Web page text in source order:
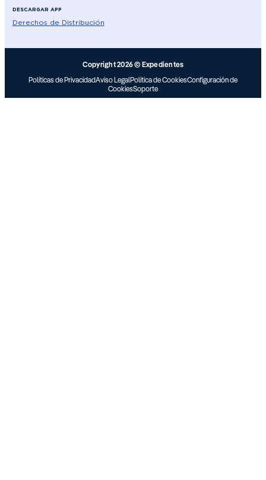
DESCARGAR APP
Derechos de Distribución
Copyright 2026 © Expedientes
Políticas de PrivacidadAviso LegalPolítica de CookiesConfiguración de
CookiesSoporte